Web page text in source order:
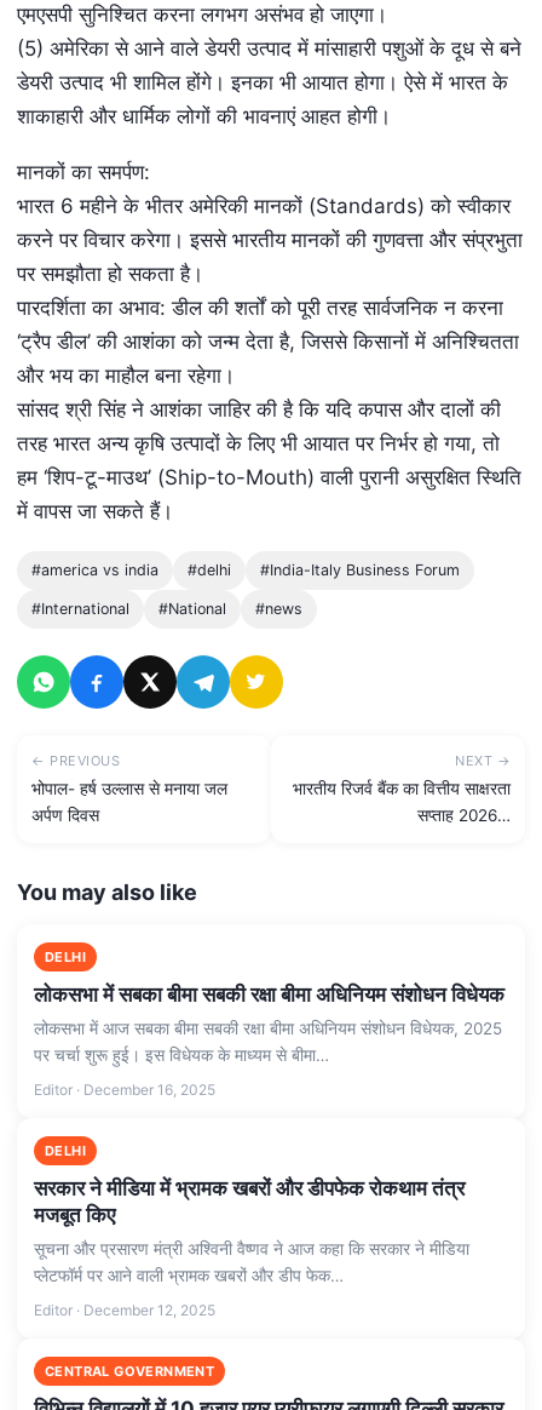
एमएसपी सुनिश्चित करना लगभग असंभव हो जाएगा।
(5) अमेरिका से आने वाले डेयरी उत्पाद में मांसाहारी पशुओं के दूध से बने
डेयरी उत्पाद भी शामिल होंगे। इनका भी आयात होगा। ऐसे में भारत के
शाकाहारी और धार्मिक लोगों की भावनाएं आहत होगी।
मानकों का समर्पण:
भारत 6 महीने के भीतर अमेरिकी मानकों (Standards) को स्वीकार
करने पर विचार करेगा। इससे भारतीय मानकों की गुणवत्ता और संप्रभुता
पर समझौता हो सकता है।
पारदर्शिता का अभाव: डील की शर्तों को पूरी तरह सार्वजनिक न करना
‘ट्रैप डील’ की आशंका को जन्म देता है, जिससे किसानों में अनिश्चितता
और भय का माहौल बना रहेगा।
सांसद श्री सिंह ने आशंका जाहिर की है कि यदि कपास और दालों की
तरह भारत अन्य कृषि उत्पादों के लिए भी आयात पर निर्भर हो गया, तो
हम ‘शिप-टू-माउथ’ (Ship-to-Mouth) वाली पुरानी असुरक्षित स्थिति
में वापस जा सकते हैं।
#america vs india #delhi #India-Italy Business Forum
#International #National #news
← PREVIOUS
भोपाल- हर्ष उल्लास से मनाया जल
अर्पण दिवस
NEXT →
भारतीय रिजर्व बैंक का वित्तीय साक्षरता
सप्ताह 2026…
You may also like
DELHI
लोकसभा में सबका बीमा सबकी रक्षा बीमा अधिनियम संशोधन विधेयक
लोकसभा में आज सबका बीमा सबकी रक्षा बीमा अधिनियम संशोधन विधेयक, 2025
पर चर्चा शुरू हुई। इस विधेयक के माध्यम से बीमा…
Editor · December 16, 2025
DELHI
सरकार ने मीडिया में भ्रामक खबरों और डीपफेक रोकथाम तंत्र
मजबूत किए
सूचना और प्रसारण मंत्री अश्विनी वैष्‍णव ने आज कहा कि सरकार ने मीडिया
प्‍लेटफॉर्म पर आने वाली भ्रामक खबरों और डीप फेक…
Editor · December 12, 2025
CENTRAL GOVERNMENT